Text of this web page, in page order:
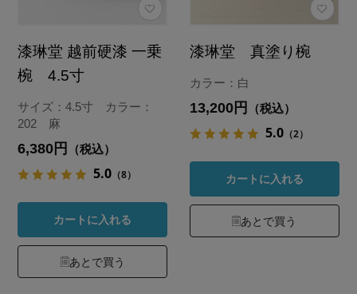
漆琳堂 越前硬漆 一乗
椀 4.5寸
サイズ：4.5寸 カラー：
202 麻
6,380円 （税込）
5.0 （8）
カートに入れる
あとで買う
漆琳堂 真塗り椀
カラー：白
13,200円 （税込）
5.0 （2）
カートに入れる
あとで買う